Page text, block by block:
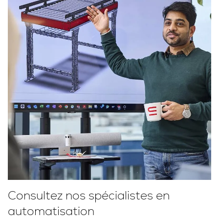
Consultez nos spécialistes en
automatisation